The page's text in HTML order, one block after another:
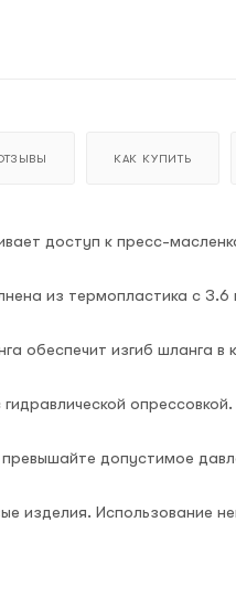
КАК КУПИТЬ
доступ к пресс-
из термопластика с
обеспечит изгиб шланга
допустимое
изделия. Использование